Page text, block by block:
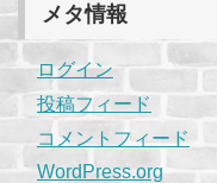
メタ情報
ログイン
投稿フィード
コメントフィード
WordPress.org